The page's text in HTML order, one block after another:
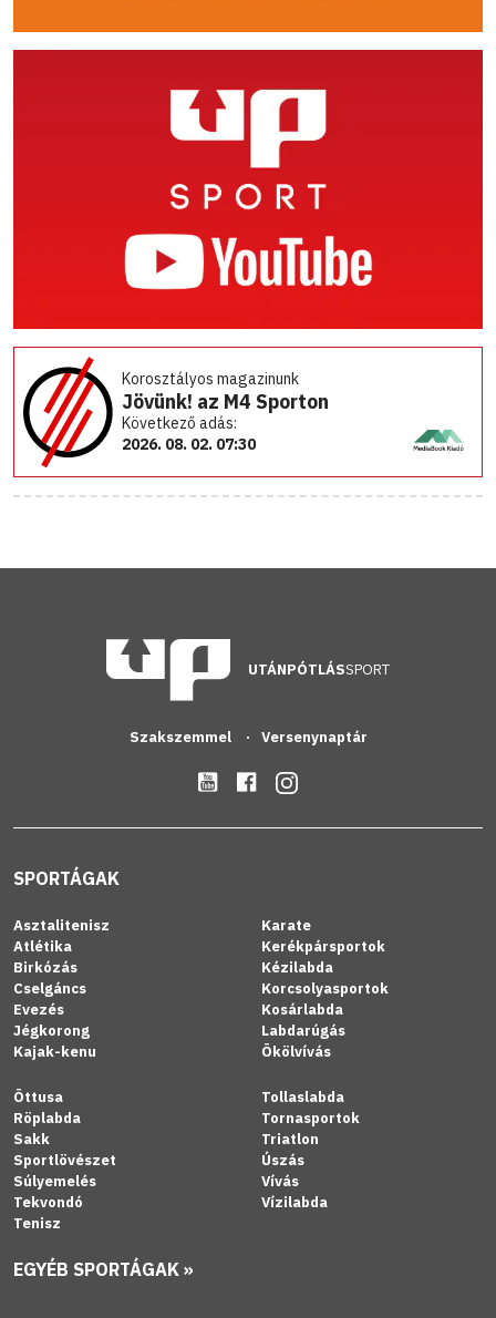
Korosztályos magazinunk
Jövünk! az M4 Sporton
Következő adás:
2026. 08. 02. 07:30
UTÁNPÓTLÁSSPORT
Szakszemmel Versenynaptár
SPORTÁGAK
Asztalitenisz
Atlétika
Birkózás
Cselgáncs
Evezés
Jégkorong
Kajak-kenu
Karate
Kerékpársportok
Kézilabda
Korcsolyasportok
Kosárlabda
Labdarúgás
Ökölvívás
Öttusa
Röplabda
Sakk
Sportlövészet
Súlyemelés
Tekvondó
Tenisz
Tollaslabda
Tornasportok
Triatlon
Úszás
Vívás
Vízilabda
EGYÉB SPORTÁGAK »